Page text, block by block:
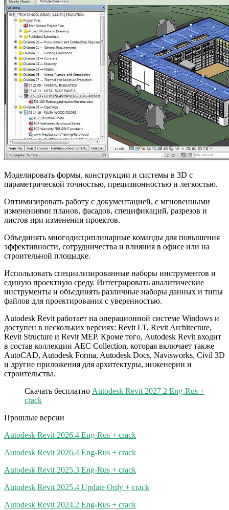
Моделировать формы, конструкции и системы в 3D с
параметрической точностью, прецизионностью и легкостью.
Оптимизировать работу с документацией, с мгновенными
изменениями планов, фасадов, спецификаций, разрезов и
листов при изменении проектов.
Объединять многодисциплинарные команды для повышения
эффективности, сотрудничества и влияния в офисе или на
строительной площадке.
Использовать специализированные наборы инструментов и
единую проектную среду. Интегрировать аналитические
инструменты и объединять различные наборы данных и типы
файлов для проектирования с уверенностью.
Autodesk Revit работает на операционной системе Windows и
доступен в нескольких версиях: Revit LT, Revit Architecture,
Revit Structure и Revit MEP. Кроме того, Autodesk Revit входит
в состав коллекции AEC Collection, которая включает также
AutoCAD, Autodesk Forma, Autodesk Docs, Navisworks, Civil 3D
и другие приложения для архитектуры, инженерии и
строительства.
Скачать бесплатно Autodesk Revit 2027.2 Eng-Rus +
crack
Прошлые версии
Autodesk Revit 2026.4 Eng-Rus + crack
Autodesk Revit 2026.4 Eng-Rus + crack
Autodesk Revit 2025.3 Eng-Rus + crack
Autodesk Revit 2025.4 Update Only + crack
Autodesk Revit 2024.2 Eng-Rus + crack